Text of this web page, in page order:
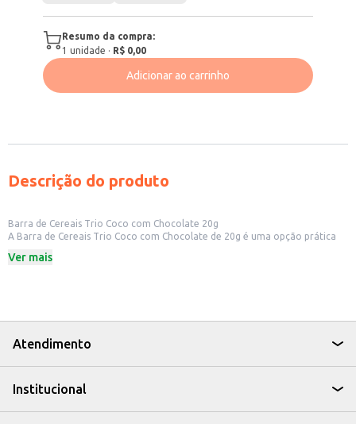
Resumo da compra:
1 unidade · R$ 0,00
Adicionar ao carrinho
Descrição do produto
Barra de Cereais Trio Coco com Chocolate 20g
A Barra de Cereais Trio Coco com Chocolate de 20g é uma opção prática
para consumir entre as refeições, a barra combina a crocância dos cereais
Pode ser consumida como parte de um café da manhã rápido.
Ideal para quem pratica atividades físicas e busca energia.
A Barra de Cereais Trio Coco com Chocolate é uma escolha saborosa e
Ver mais
Atendimento
Institucional